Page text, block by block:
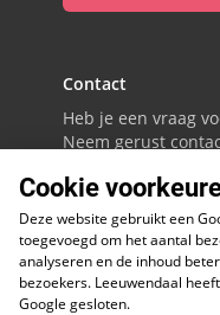
Contact
Heb je een vraag
Neem gerust
088 - 0086800
Volg ons op
Cookie
Deze website gebruikt een
toegevoegd om het aantal
analyseren en de inhoud
bezoekers. Leeuwendaal
Google gesloten.